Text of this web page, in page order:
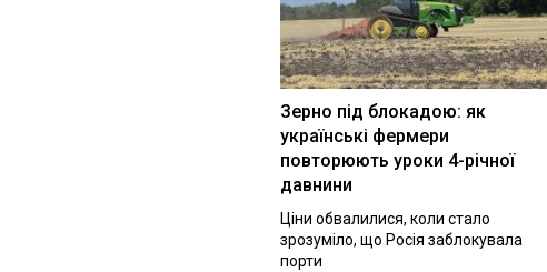
Зерно під блокадою: як
українські фермери
повторюють уроки 4-річної
давнини
Ціни обвалилися, коли стало
зрозуміло, що Росія заблокувала
порти